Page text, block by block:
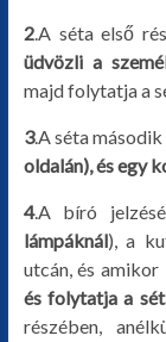
2.A séta első
üdvözli a
majd folytatja a
3.A séta
oldalán), és egy
4.A bíró
lámpáknál), a
utcán, és amikor
és folytatja a
részében,